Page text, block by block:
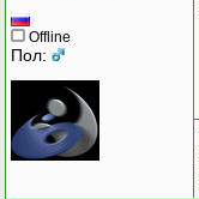
Offline
Пол: